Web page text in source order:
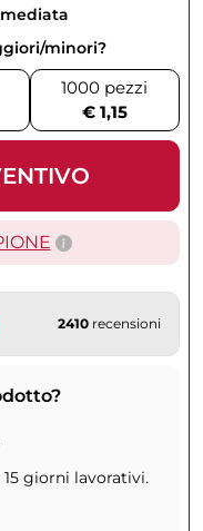
minori?
1000 pezzi
€ 1,15
2410 recensioni
giorni lavorativi.